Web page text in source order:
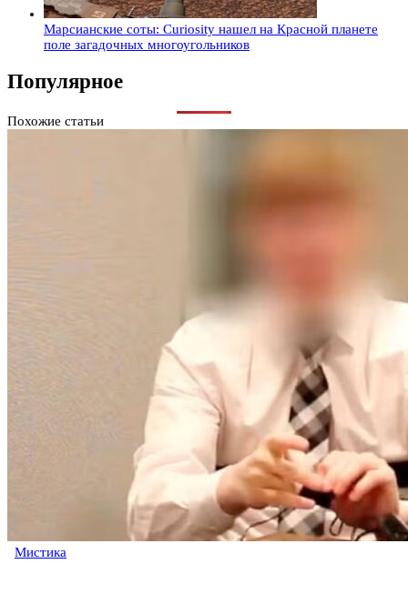
Марсианские соты: Curiosity нашел на Красной планете
поле загадочных многоугольников
Популярное
Похожие статьи
Мистика